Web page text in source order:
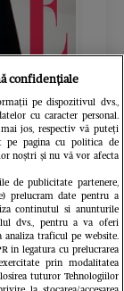
confidențiale
pe dispozitivul dvs.,
cu caracter personal.
jos, respectiv vă puteți
pe pagina cu politica de
noștri și nu vă vor afecta
de publicitate partenere,
prelucram date pentru a
continutul si anunturile
dvs., pentru a va oferi
analiza traficul pe website.
in legatura cu prelucrarea
prin modalitatea
tuturor Tehnologiilor